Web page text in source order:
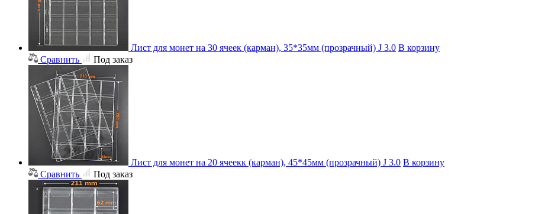
Лист для монет на 30 ячеек (карман), 35*35мм (прозрачный) J 3.0 В корзину
Сравнить
Под заказ
Лист для монет на 20 ячеекк (карман), 45*45мм (прозрачный) J 3.0 В корзину
Сравнить
Под заказ